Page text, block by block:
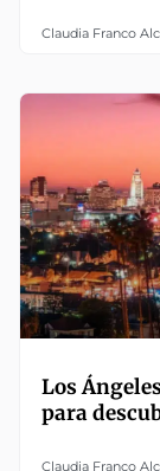
Claudia Franco
Los
para
Claudia Franco